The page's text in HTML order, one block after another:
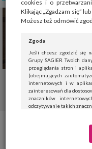
cookies i o
Klikając „Zgadzam się”
Możesz też odmówić
Zgoda
Jeśli chcesz zgodzić się
Grupy SAGIER Twoich
przeglądania stron i
(obejmujących
internetowych i w
zainteresowań dla
znaczników
odczytywanie takich
Jeśli nie chcesz wyrazić
Wyrażenie zgody jest